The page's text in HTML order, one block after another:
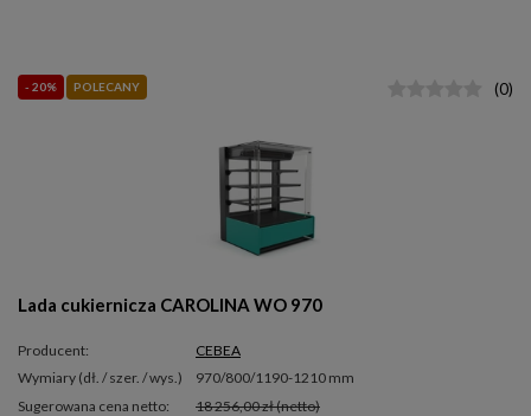
- 20% POLECANY
Lada cukiernicza CAROLINA WO 970
Producent:
CEBEA
wymiary (dł. / szer. / wys.)
970/800/1190-1210 mm
Sugerowana cena netto:
18 256,00 zł(netto)
(0)